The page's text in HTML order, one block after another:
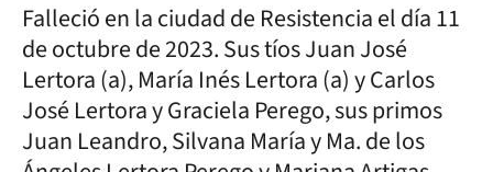
Falleció en la ciudad de Resistencia el día 11
de octubre de 2023. Sus tíos Juan José
Lertora (a), María Inés Lertora (a) y Carlos
José Lertora y Graciela Perego, sus primos
Juan Leandro, Silvana María y Ma. de los